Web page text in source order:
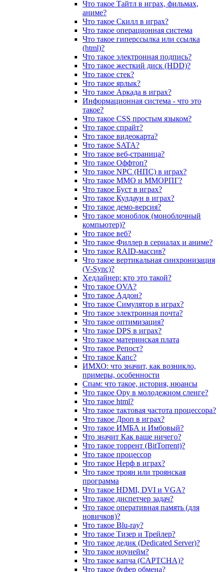
Что такое Тайтл в играх, фильмах,
аниме?
Что такое Скилл в играх?
Что такое операционная система
Что такое гиперссылка или ссылка
(html)?
Что такое электронная подпись?
Что такое жесткий диск (HDD)?
Что такое стек?
Что такое ярлык?
Что такое Аркада в играх?
Информационная система - что это
такое?
Что такое CSS простым языком?
Что такое спрайт?
Что такое видеокарта?
Что такое SATA?
Что такое веб-страница?
Что такое Оффтоп?
Что такое NPC (НПС) в играх?
Что такое ММО и ММОРПГ?
Что такое Буст в играх?
Что такое Кулдаун в играх?
Что такое демо-версия?
Что такое моноблок (моноблочный
компьютер)?
Что такое веб?
Что такое Филлер в сериалах и аниме?
Что такое RAID-массив?
Что такое вертикальная синхронизация
(V-Sync)?
Хедлайнер: кто это такой?
Что такое OVA?
Что такое Аддон?
Что такое Симулятор в играх?
Что такое электронная почта?
Что такое оптимизация?
Что такое DPS в играх?
Что такое материнская плата
Что такое Репост?
Что такое Капс?
ИМХО: что значит, как возникло,
примеры, особенности
Спам: что такое, история, нюансы
Что такое Ору в молодежном сленге?
Что такое html?
Что такое тактовая частота процессора?
Что такое Дроп в играх?
Что такое ИМБА и Имбовый?
Что значит Как ваше ничего?
Что такое торрент (BitTorrent)?
Что такое процессор
Что такое Нерф в играх?
Что такое троян или троянская
программа
Что такое HDMI, DVI и VGA?
Что такое диспетчер задач?
Что такое оперативная память (для
новичков)?
Что такое Blu-ray?
Что такое Тизер и Трейлер?
Что такое дедик (Dedicated Server)?
Что такое ноунейм?
Что такое капча (CAPTCHA)?
Что такое буфер обмена?